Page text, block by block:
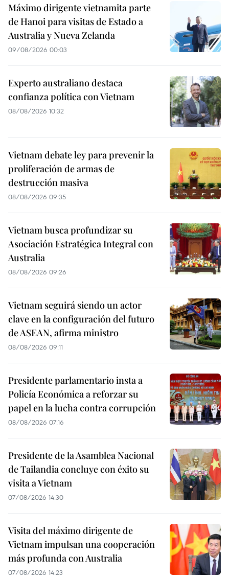
Máximo dirigente vietnamita parte
de Hanoi para visitas de Estado a
Australia y Nueva Zelanda
09/08/2026 00:03
Experto australiano destaca
confianza política con Vietnam
08/08/2026 10:32
Vietnam debate ley para prevenir la
proliferación de armas de
destrucción masiva
08/08/2026 09:35
Vietnam busca profundizar su
Asociación Estratégica Integral con
Australia
08/08/2026 09:26
Vietnam seguirá siendo un actor
clave en la configuración del futuro
de ASEAN, afirma ministro
08/08/2026 09:11
Presidente parlamentario insta a
Policía Económica a reforzar su
papel en la lucha contra corrupción
08/08/2026 07:16
Presidente de la Asamblea Nacional
de Tailandia concluye con éxito su
visita a Vietnam
07/08/2026 14:30
Visita del máximo dirigente de
Vietnam impulsan una cooperación
más profunda con Australia
07/08/2026 14:23